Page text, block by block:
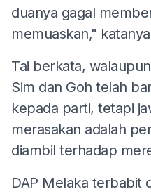
duanya gagal
memuaskan,"
Tai berkata,
Sim dan Goh telah
kepada parti, tetapi
merasakan adalah
diambil terhadap
DAP Melaka terbabit